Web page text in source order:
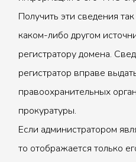
Получить эти сведения
каком-либо другом
регистратору домена.
регистратор вправе
правоохранительных
прокуратуры.
Если администратором
то отображается только